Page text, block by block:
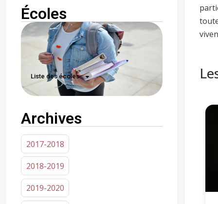
Écoles
Liste des écoles
Archives
2017-2018
2018-2019
2019-2020